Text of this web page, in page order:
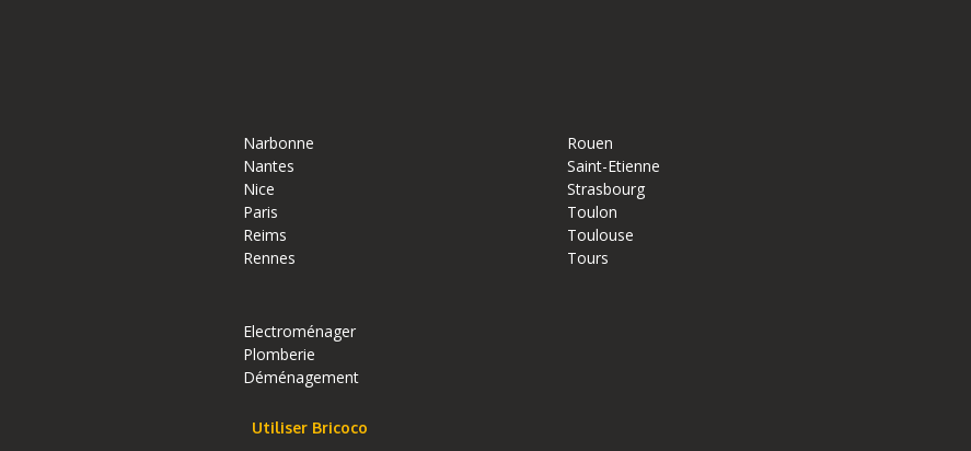
Narbonne
Nantes
Nice
Paris
Reims
Rennes
Rouen
Saint-Etienne
Strasbourg
Toulon
Toulouse
Tours
Electroménager
Plomberie
Déménagement
Utiliser Bricoco